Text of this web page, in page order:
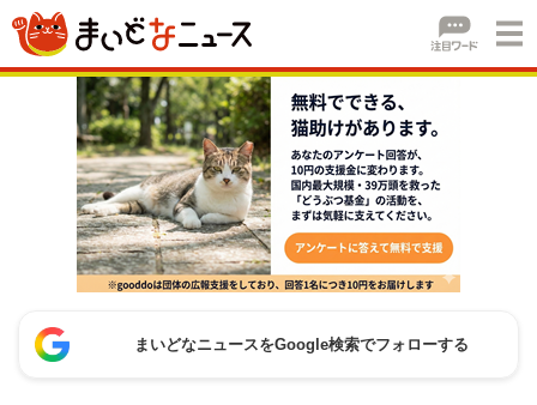
まいどなニュースをGoogle検索でフォローする